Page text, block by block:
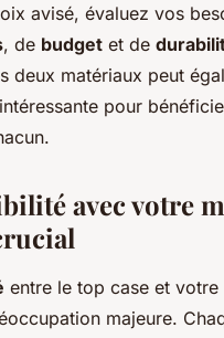
avisé, évaluez vos
, de budget et de
deux matériaux peut
pour
avec votre
entre le top case et votre
majeure.